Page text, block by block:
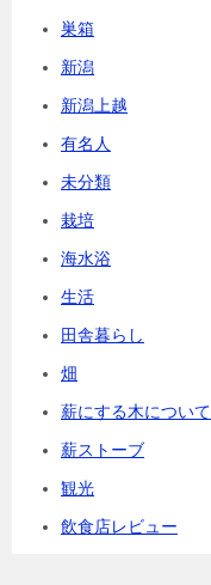
巣箱
新潟
新潟上越
有名人
未分類
栽培
海水浴
生活
田舎暮らし
畑
薪にする木について
薪ストーブ
観光
飲食店レビュー